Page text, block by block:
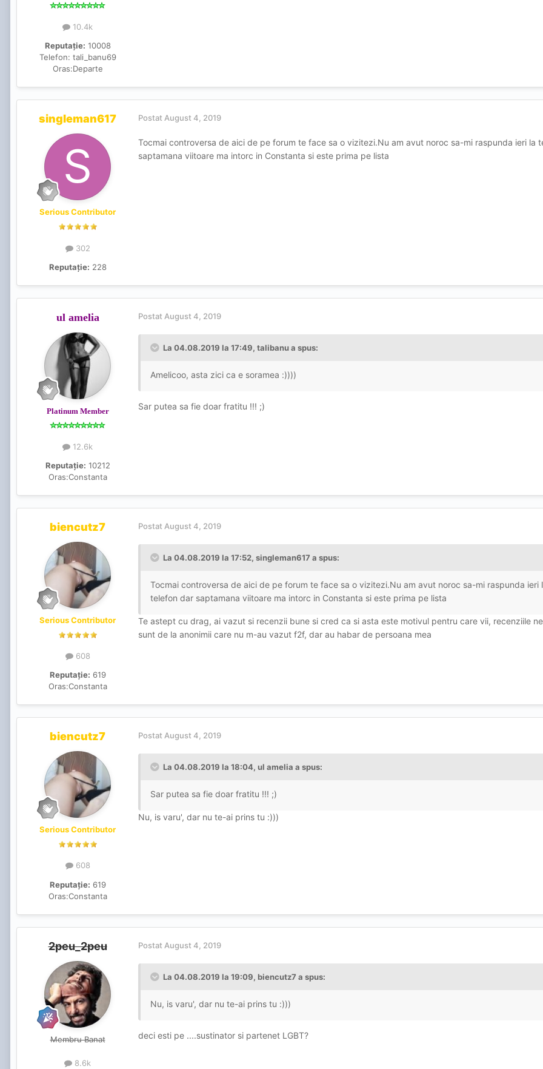
10.4k
Reputație: 10008
Telefon: tali_banu69
Oras:Departe
singleman617
Serious Contributor
302
Reputație: 228
Postat August 4, 2019
Tocmai controversa de aici de pe forum te face sa o vizitezi.Nu am avut noroc sa-mi raspunda ieri la
saptamana viitoare ma intorc in Constanta si este prima pe lista
ul amelia
Platinum Member
12.6k
Reputație: 10212
Oras:Constanta
Postat August 4, 2019
La 04.08.2019 la 17:49, talibanu a spus:
Amelicoo, asta zici ca e soramea :))))
Sar putea sa fie doar fratitu !!! ;)
biencutz7
Serious Contributor
608
Reputație: 619
Oras:Constanta
Postat August 4, 2019
La 04.08.2019 la 17:52, singleman617 a spus:
Tocmai controversa de aici de pe forum te face sa o vizitezi.Nu am avut noroc sa-mi raspunda ieri
telefon dar saptamana viitoare ma intorc in Constanta si este prima pe lista
Te astept cu drag, ai vazut si recenzii bune si cred ca si asta este motivul pentru care vii, recenziile
sunt de la anonimii care nu m-au vazut f2f, dar au habar de persoana mea
biencutz7
Serious Contributor
608
Reputație: 619
Oras:Constanta
Postat August 4, 2019
La 04.08.2019 la 18:04, ul amelia a spus:
Sar putea sa fie doar fratitu !!! ;)
Nu, is varu', dar nu te-ai prins tu :)))
2peu_2peu
Membru Banat
8.6k
Postat August 4, 2019
La 04.08.2019 la 19:09, biencutz7 a spus:
Nu, is varu', dar nu te-ai prins tu :)))
deci esti pe ....sustinator si partenet LGBT?